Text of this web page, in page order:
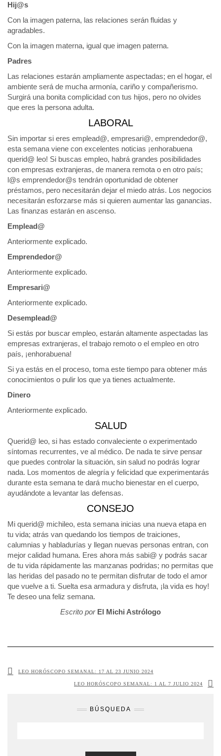
Hij@s
Con la imagen paterna, las relaciones serán fluidas y
agradables.
Con la imagen materna, igual que imagen paterna.
Padres
Las relaciones estarán ampliamente aspectadas; en el hogar, el
ambiente será de mucha armonía, cariño y compañerismo.
Surgirá una bonita complicidad con tus hijos, pero no olvides
que eres la persona adulta.
LABORAL
Sin importar si eres emplead@, empresari@, emprendedor@,
esta semana viene con excelentes noticias ¡enhorabuena
querid@ leo! Si buscas empleo, habrá grandes posibilidades
con empresas extranjeras, de manera remota o en otro país;
l@s emprendedor@s tendrán oportunidad de obtener
préstamos, pero necesitarán dejar el miedo atrás. Los negocios
necesitarán esforzarse más si quieren aumentar las ganancias.
Las finanzas estarán en ascenso.
Emplead@
Anteriormente explicado.
Emprendedor@
Anteriormente explicado.
Empresari@
Anteriormente explicado.
Desemplead@
Si estás por buscar empleo, estarán altamente aspectadas las
empresas extranjeras, el trabajo remoto o el empleo en otro
país, ¡enhorabuena!
Si ya estás en el proceso, toma este tiempo para obtener más
conocimientos o pulir los que ya tienes actualmente.
Dinero
Anteriormente explicado.
SALUD
Querid@ leo, si has estado convaleciente o experimentado
síntomas recurrentes, ve al médico. De nada te sirve pensar
que puedes controlar la situación, sin salud no podrás lograr
nada. Los momentos de alegría y felicidad que experimentarás
durante esta semana te dará mucho bienestar en el cuerpo,
ayudándote a levantar las defensas.
CONSEJO
Mi querid@ michileo, esta semana inicias una nueva etapa en
tu vida; atrás van quedando los tiempos de traiciones,
calumnias y habladurías y llegan nuevas personas entran, con
mejor calidad humana. Eres ahora más sabi@ y podrás sacar
de tu vida rápidamente las manzanas podridas; no permitas que
las heridas del pasado no te permitan disfrutar de todo el amor
que vuelve a ti. Suelta esa armadura y disfruta, ¡la vida es hoy!
Te deseo una feliz semana.
Escrito por El Michi Astrólogo
LEO HORÓSCOPO SEMANAL: 17 AL 23 JUNIO 2024
LEO HORÓSCOPO SEMANAL: 1 AL 7 JULIO 2024
BÚSQUEDA